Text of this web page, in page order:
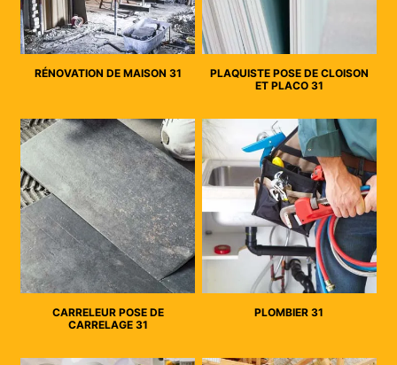
RÉNOVATION DE MAISON 31
PLAQUISTE POSE DE CLOISON
ET PLACO 31
CARRELEUR POSE DE
CARRELAGE 31
PLOMBIER 31